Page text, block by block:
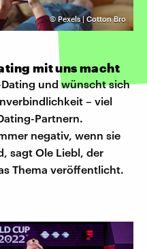
©Pexels | Cotton Bro
mit uns macht
und wünscht sich
– viel
Partnern.
negativ, wenn sie
sagt Ole Liebl, der
Thema veröffentlicht.